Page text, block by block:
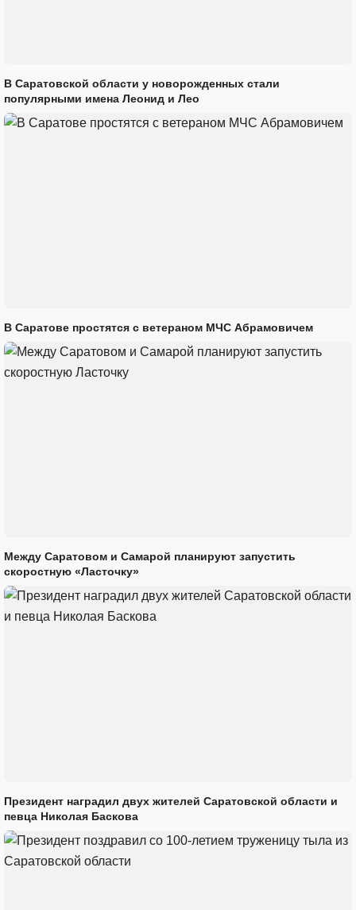
В Саратовской области у новорожденных стали
популярными имена Леонид и Лео
В Саратове простятся с ветераном МЧС Абрамовичем
Между Саратовом и Самарой планируют запустить
скоростную «Ласточку»
Президент наградил двух жителей Саратовской области и
певца Николая Баскова